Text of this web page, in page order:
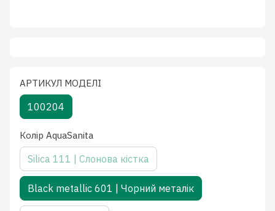
АРТИКУЛ МОДЕЛІ
100204
Колiр AquaSanita
Silica 111 | Слонова кістка
Black metallic 601 | Чорний металік